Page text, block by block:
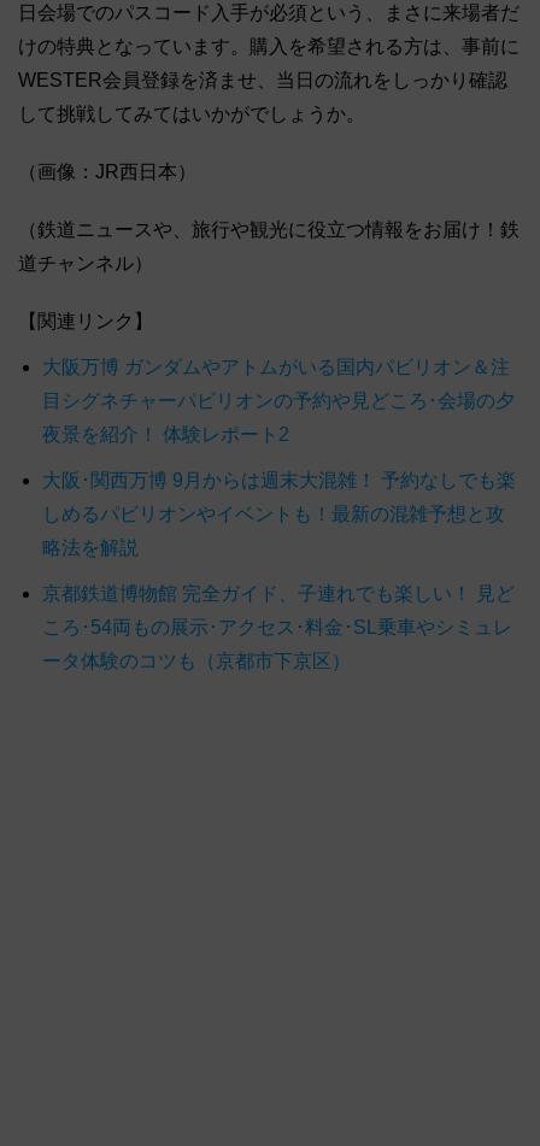
日会場でのパスコード入手が必須という、まさに来場者だ
けの特典となっています。購入を希望される方は、事前に
WESTER会員登録を済ませ、当日の流れをしっかり確認
して挑戦してみてはいかがでしょうか。
（画像：JR西日本）
（鉄道ニュースや、旅行や観光に役立つ情報をお届け！鉄
道チャンネル）
【関連リンク】
大阪万博 ガンダムやアトムがいる国内パビリオン＆注
目シグネチャーパビリオンの予約や見どころ･会場の夕
夜景を紹介！ 体験レポート2
大阪･関西万博 9月からは週末大混雑！ 予約なしでも楽
しめるパビリオンやイベントも！最新の混雑予想と攻
略法を解説
京都鉄道博物館 完全ガイド、子連れでも楽しい！ 見ど
ころ･54両もの展示･アクセス･料金･SL乗車やシミュレ
ータ体験のコツも（京都市下京区）